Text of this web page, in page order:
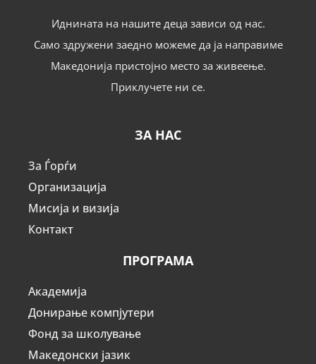
Иднината на нашите деца зависи од нас.
Само здружени заедно можеме да ја направиме
Македонија пристојно место за живеење.
Приклучете ни се.
ЗА НАС
За Ѓорѓи
Организација
Мисија и визија
Контакт
ПРОГРАМА
Академија
Донирање компјутери
Фонд за школување
Македонски јазик